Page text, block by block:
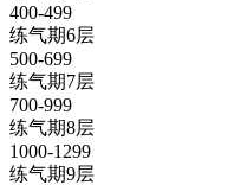
400-499
练气期6层
500-699
练气期7层
700-999
练气期8层
1000-1299
练气期9层